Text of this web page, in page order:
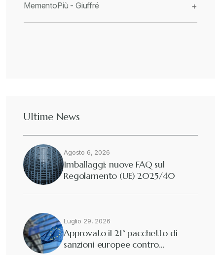
MementoPiù - Giuffré +
Ultime News
Agosto 6, 2026
Imballaggi: nuove FAQ sul
Regolamento (UE) 2025/40
Luglio 29, 2026
Approvato il 21° pacchetto di
sanzioni europee contro…